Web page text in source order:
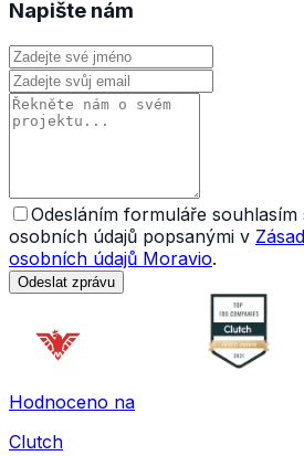
Napište nám
Odesláním formuláře
osobních údajů popsanými v
osobních údajů Moravio.
Odeslat zprávu
Hodnoceno na
Clutch